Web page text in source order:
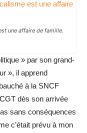
une affaire de famille.
» par son grand-
», il apprend
à la SNCF
dès son arrivée
sans conséquences
c’était prévu à mon